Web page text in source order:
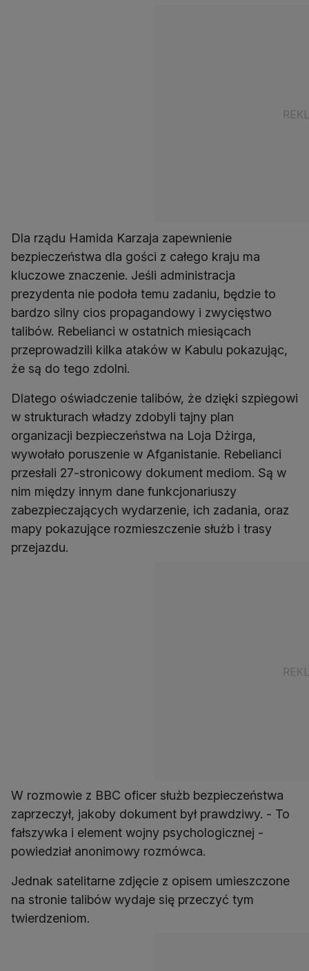
Dla rządu Hamida Karzaja zapewnienie
bezpieczeństwa dla gości z całego kraju ma
kluczowe znaczenie. Jeśli administracja
prezydenta nie podoła temu zadaniu, będzie to
bardzo silny cios propagandowy i zwycięstwo
talibów. Rebelianci w ostatnich miesiącach
przeprowadzili kilka ataków w Kabulu pokazując,
że są do tego zdolni.
Dlatego oświadczenie talibów, że dzięki szpiegowi
w strukturach władzy zdobyli tajny plan
organizacji bezpieczeństwa na Loja Dżirga,
wywołało poruszenie w Afganistanie. Rebelianci
przesłali 27-stronicowy dokument mediom. Są w
nim między innym dane funkcjonariuszy
zabezpieczających wydarzenie, ich zadania, oraz
mapy pokazujące rozmieszczenie służb i trasy
przejazdu.
W rozmowie z BBC oficer służb bezpieczeństwa
zaprzeczył, jakoby dokument był prawdziwy. - To
fałszywka i element wojny psychologicznej -
powiedział anonimowy rozmówca.
Jednak satelitarne zdjęcie z opisem umieszczone
na stronie talibów wydaje się przeczyć tym
twierdzeniom.